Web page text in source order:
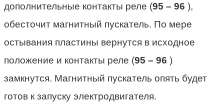
дополнительные контакты реле (95 – 96 ),
обесточит магнитный пускатель. По мере
остывания пластины вернутся в исходное
положение и контакты реле (95 – 96 )
замкнутся. Магнитный пускатель опять будет
готов к запуску электродвигателя.